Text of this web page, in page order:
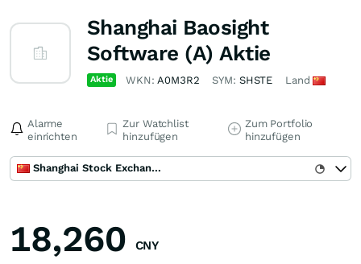
Shanghai Baosight
Software (A) Aktie
Aktie WKN:A0M3R2 SYM: SHSTE Land
Alarme
einrichten
Zur Watchlist
hinzufügen
Zum Portfolio
hinzufügen
Shanghai Stock Exchange
18,260 CNY